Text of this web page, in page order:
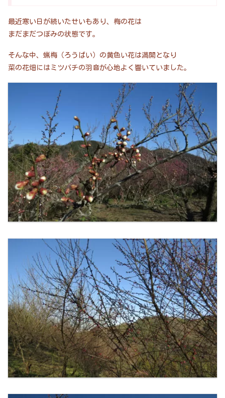
最近寒い日が続いたせいもあり、梅の花は
まだまだつぼみの状態です。
そんな中、蝋梅（ろうばい）の黄色い花は満開となり
菜の花畑にはミツバチの羽音が心地よく響いていました。